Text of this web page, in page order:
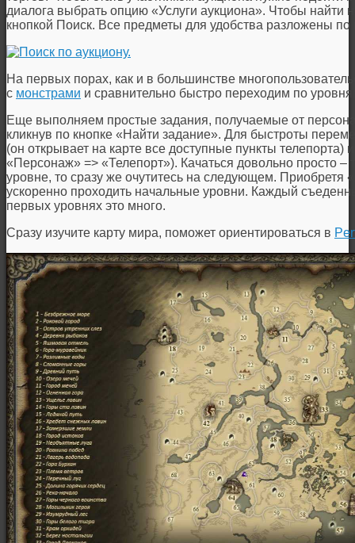
диалога выбрать опцию «Услуги аукциона». Чтобы найти
кнопкой Поиск. Все предметы для удобства разложены по
На первых порах, как и в большинстве
с монстрами и сравнительно быстро переходим по
Еще выполняем простые задания, получаемые от
кликнув по кнопке «Найти задание». Для быстроты
(он открывает на карте все доступные пункты телепорта)
«Персонаж» => «Телепорт»). Качаться довольно просто
уровне, то сразу же очутитесь на следующем.
ускоренно проходить начальные уровни. Каждый
первых уровнях это много.
Сразу изучите карту мира, поможет ориентироваться в